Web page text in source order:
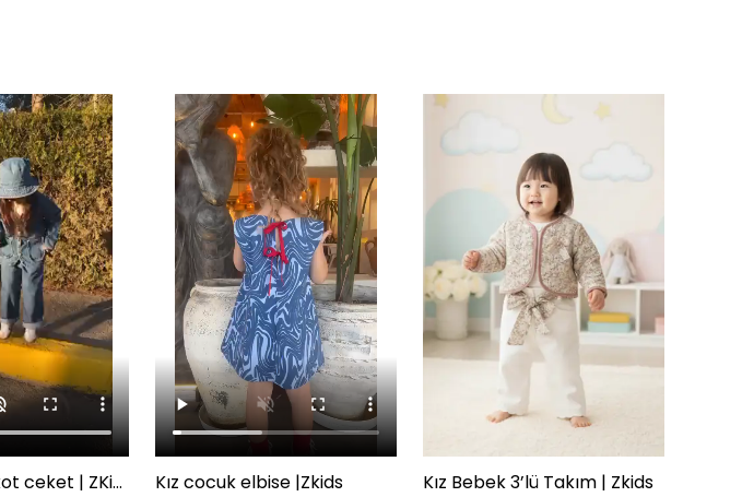
Jean unisex kot ceket | ZKids Kız cocuk elbise |Zkids Kız Bebek 3’lü Takım | Zkids